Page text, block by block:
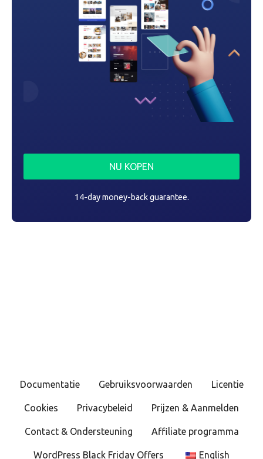
NU KOPEN
14-day money-back guarantee.
Documentatie Gebruiksvoorwaarden Licentie
Cookies Privacybeleid Prijzen & Aanmelden
Contact & Ondersteuning Affiliate programma
WordPress Black Friday Offers English